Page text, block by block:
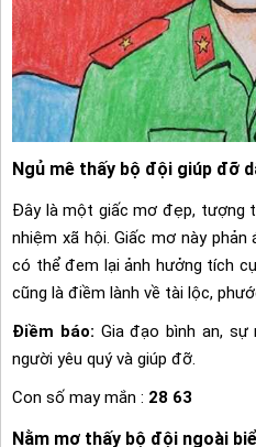
Ngủ mê thấy bộ đội giúp đỡ
Đây là một giấc mơ đẹp, tượng
nhiệm xã hội. Giấc mơ này
có thể đem lại ảnh hưởng tích
cũng là điềm lành về tài lộc,
Điềm báo: Gia đạo bình an,
người yêu quý và giúp đỡ.
Con số may mắn : 28 63
Nằm mơ thấy bộ đội ngoài